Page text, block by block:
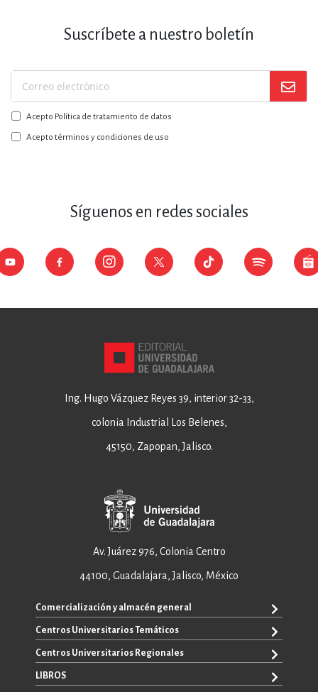
Suscríbete a nuestro boletín
Suscríbase
a
nuestro
boletín:
Acepto Política de tratamiento de datos
Acepto términos y condiciones de uso
Síguenos en redes sociales
Ing. Hugo Vázquez Reyes 39, interior 32-33,
colonia Industrial Los Belenes,
45150, Zapopan, Jalisco.
Av. Juárez 976, Colonia Centro
44100, Guadalajara, Jalisco, México
Comercialización y almacén general
+52 33 3640 6326
+52 33 3640 4595
ventas@editorial.udg.mx
Centros Universitarios Temáticos
CUAAD
CUCEA
Centros Universitarios Regionales
CUALTOS
LIBROS